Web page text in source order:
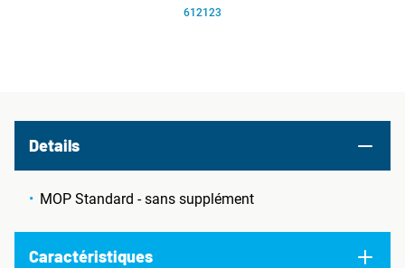
612123
Details
MOP Standard - sans supplément
Caractéristiques